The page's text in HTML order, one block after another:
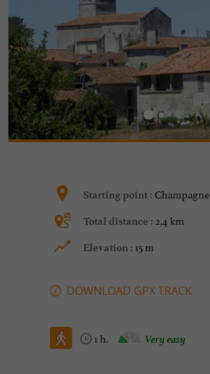
Starting point :
Total distance : 2,4 km
Elevation : 15 m
DOWNLOAD GPX TRACK
1 h. Very easy